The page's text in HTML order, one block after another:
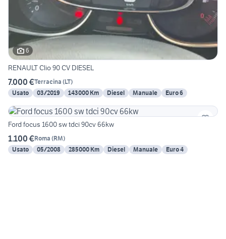
6
RENAULT Clio 90 CV DIESEL
7.000 €Terracina (LT)
Usato
03/2019 143000 Km Diesel Manuale Euro 6
Ford focus 1600 sw tdci 90cv 66kw
1.100 €Roma (RM)
Usato
05/2008 285000 Km Diesel Manuale Euro 4